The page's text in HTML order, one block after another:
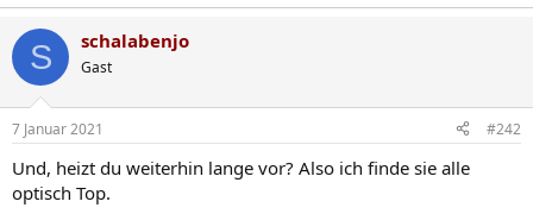
k
i
e
:
S schalabenjo
Gast
7 Januar 2021 #242
Und, heizt du weiterhin lange vor? Also ich finde sie alle
optisch Top.